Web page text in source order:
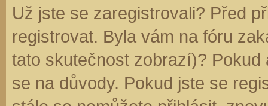
Už jste se zaregistrovali? Před
registrovat. Byla vám na fóru
tato skutečnost zobrazí)?
se na důvody. Pokud jste se